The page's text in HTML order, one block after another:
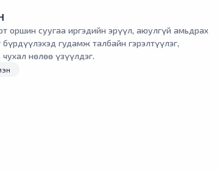
оршин суугаа иргэдийн эрүүл, аюулгүй амьдрах
гудамж талбайн гэрэлтүүлэг,
нөлөө үзүүлдэг.